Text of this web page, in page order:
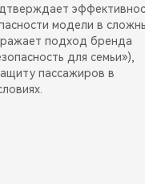
модели в
подход бренда
для семьи»),
пассажиров в